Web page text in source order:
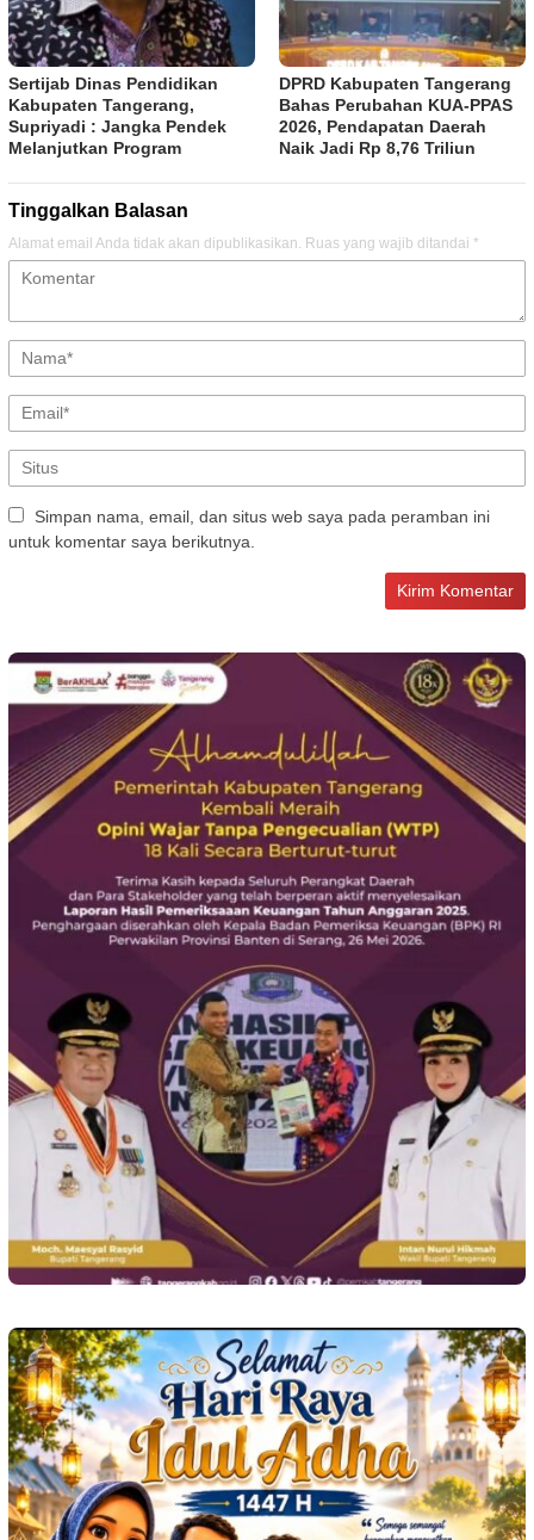
Sertijab Dinas Pendidikan
Kabupaten Tangerang,
Supriyadi : Jangka Pendek
Melanjutkan Program
DPRD Kabupaten Tangerang
Bahas Perubahan KUA-PPAS
2026, Pendapatan Daerah
Naik Jadi Rp 8,76 Triliun
Tinggalkan Balasan
Alamat email Anda tidak akan dipublikasikan. Ruas yang wajib ditandai *
Simpan nama, email, dan situs web saya pada peramban ini
untuk komentar saya berikutnya.